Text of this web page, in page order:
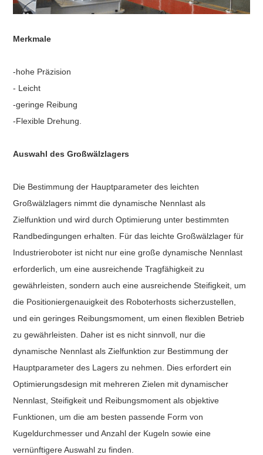
Merkmale
-hohe Präzision
- Leicht
-geringe Reibung
-Flexible Drehung.
Auswahl des Großwälzlagers
Die Bestimmung der Hauptparameter des leichten
Großwälzlagers nimmt die dynamische Nennlast als
Zielfunktion und wird durch Optimierung unter bestimmten
Randbedingungen erhalten. Für das leichte Großwälzlager für
Industrieroboter ist nicht nur eine große dynamische Nennlast
erforderlich, um eine ausreichende Tragfähigkeit zu
gewährleisten, sondern auch eine ausreichende Steifigkeit, um
die Positioniergenauigkeit des Roboterhosts sicherzustellen,
und ein geringes Reibungsmoment, um einen flexiblen Betrieb
zu gewährleisten. Daher ist es nicht sinnvoll, nur die
dynamische Nennlast als Zielfunktion zur Bestimmung der
Hauptparameter des Lagers zu nehmen. Dies erfordert ein
Optimierungsdesign mit mehreren Zielen mit dynamischer
Nennlast, Steifigkeit und Reibungsmoment als objektive
Funktionen, um die am besten passende Form von
Kugeldurchmesser und Anzahl der Kugeln sowie eine
vernünftigere Auswahl zu finden.